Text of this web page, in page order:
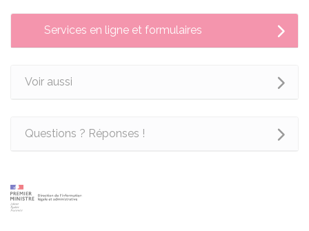
Services en ligne et formulaires
Voir aussi
Questions ? Réponses !